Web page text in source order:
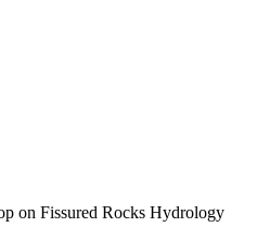
on Fissured Rocks Hydrology